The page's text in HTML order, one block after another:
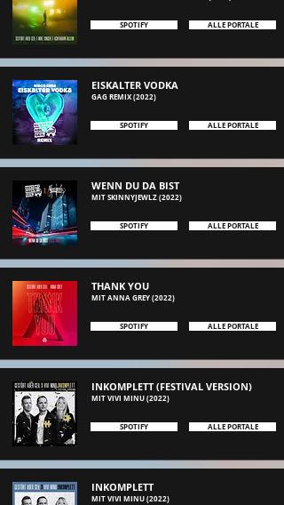
SPOTIFY ALLE PORTALE
EISKALTER VODKA
GAG REMIX(2022)
SPOTIFY ALLE PORTALE
WENN DU DA BIST
MIT SKINNYJEWLZ (2022)
SPOTIFY ALLE PORTALE
THANK YOU
MIT ANNA GREY(2022)
SPOTIFY ALLE PORTALE
INKOMPLETT (FESTIVAL VERSION)
MIT VIVI MINU(2022)
SPOTIFY ALLE PORTALE
INKOMPLETT
MIT VIVI MINU(2022)